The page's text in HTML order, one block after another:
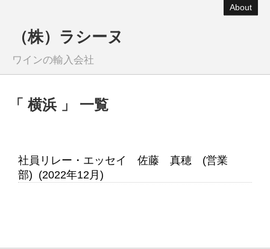
About
（株）ラシーヌ
ワインの輸入会社
「 横浜 」 一覧
社員リレー・エッセイ 佐藤 真穂 (営業
部) (2022年12月)